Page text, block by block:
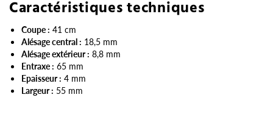
Caractéristiques techniques
Coupe : 41 cm
Alésage central : 18,5 mm
Alésage extérieur : 8,8 mm
Entraxe : 65 mm
Epaisseur : 4 mm
Largeur : 55 mm